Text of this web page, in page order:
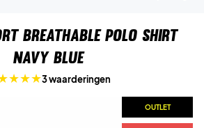
Breathable Polo Shirt
Navy Blue
3 waarderingen
OUTLET
OUTLET
OUTLET
OUTLET